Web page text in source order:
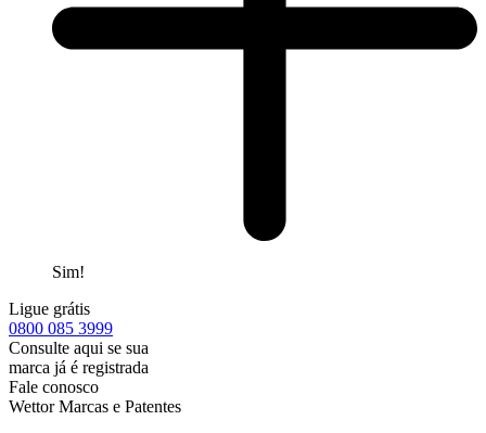
Sim!
Ligue grátis
0800 085 3999
Consulte aqui se sua
marca já é registrada
Fale conosco
Wettor Marcas e Patentes